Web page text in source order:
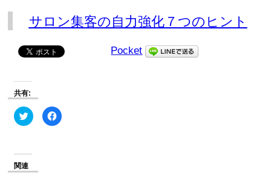
サロン集客の自力強化７つのヒント
Pocket
共有:
ク
リ
Twitter
共
Facebook
で
関連